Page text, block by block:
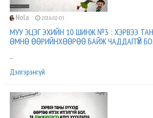
Nola 2016-02-03
МУУ ЭЦЭГ ЭХИЙН 10 ШИНЖ №3 : ХЭРВЭЭ
ӨМНӨ ӨӨРИЙНХӨӨРӨӨ БАЙЖ ЧАДДАГГҮЙ
..
Дэлгэрэнгүй